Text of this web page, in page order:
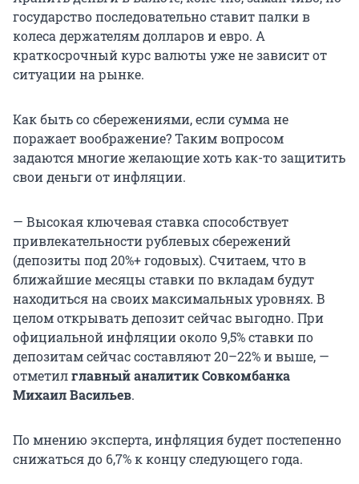
государство последовательно ставит палки в
колеса держателям долларов и евро. А
краткосрочный курс валюты уже не зависит от
ситуации на рынке.
Как быть со сбережениями, если сумма не
поражает воображение? Таким вопросом
задаются многие желающие хоть как-то защитить
свои деньги от инфляции.
— Высокая ключевая ставка способствует
привлекательности рублевых сбережений
(депозиты под 20%+ годовых). Считаем, что в
ближайшие месяцы ставки по вкладам будут
находиться на своих максимальных уровнях. В
целом открывать депозит сейчас выгодно. При
официальной инфляции около 9,5% ставки по
депозитам сейчас составляют 20–22% и выше, —
отметилглавный аналитик Совкомбанка
Михаил Васильев.
По мнению эксперта, инфляция будет постепенно
снижаться до 6,7% к концу следующего года.